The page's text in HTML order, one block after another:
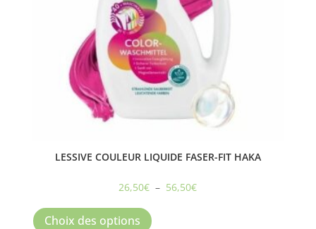
la
page
du
produit
LESSIVE COULEUR LIQUIDE FASER-FIT HAKA
26,50€ – 56,50€Plage
Choix des options